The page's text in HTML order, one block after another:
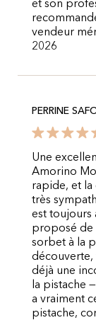
et son
vendeur
2026
PERRINE
Une
Amorino
rapide, et la
très
est toujours
proposé de
sorbet à la
découverte,
déjà une
la pistache
a vraiment
pistache,